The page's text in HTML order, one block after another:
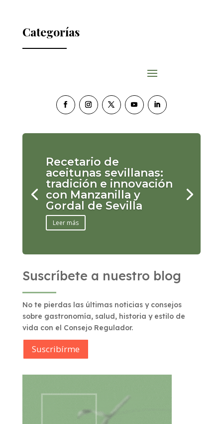
Categorías
Recetario de
aceitunas sevillanas:
tradición e innovación
con Manzanilla y
Gordal de Sevilla
Leer más
Suscríbete a nuestro blog
No te pierdas las últimas noticias y consejos
sobre gastronomía, salud, historia y estilo de
vida con el Consejo Regulador.
Suscribírme